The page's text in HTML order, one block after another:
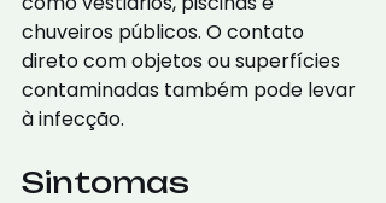
chuveiros públicos. O contato
direto com objetos ou superfícies
contaminadas também pode levar
à infecção.
Sintomas